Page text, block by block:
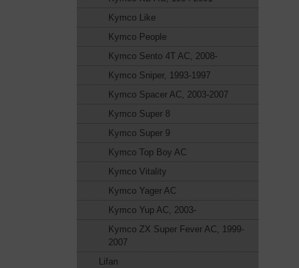
Kymco Like
Kymco People
Kymco Sento 4T AC, 2008-
Kymco Sniper, 1993-1997
Kymco Spacer AC, 2003-2007
Kymco Super 8
Kymco Super 9
Kymco Top Boy AC
Kymco Vitality
Kymco Yager AC
Kymco Yup AC, 2003-
Kymco ZX Super Fever AC, 1999-
2007
Lifan